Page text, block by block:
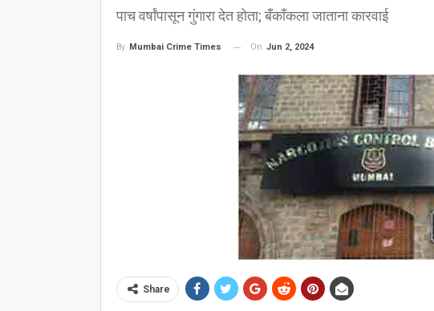
पाच वर्षांपासून गुंगारा देत होता; बँकॉंकला जाताना कारवाई
By Mumbai Crime Times On Jun 2, 2024
Share